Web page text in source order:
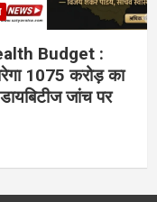
Budget :
1075 करोड़ का
जांच पर